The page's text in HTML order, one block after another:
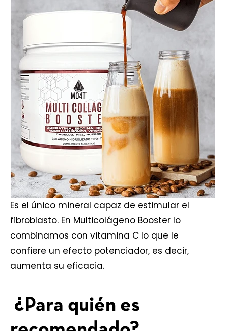
Es el único mineral capaz de estimular el
fibroblasto. En Multicolágeno Booster lo
combinamos con vitamina C lo que le
confiere un efecto potenciador, es decir,
aumenta su eficacia.
¿Para quién es